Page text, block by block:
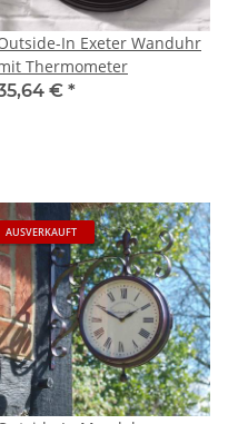
In Exeter Wanduhr
Thermometer
€ *
AUSVERKAUFT